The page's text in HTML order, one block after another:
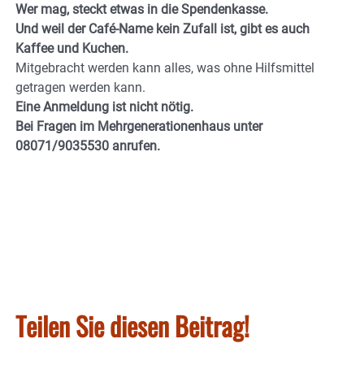
Wer mag, steckt etwas in die Spendenkasse.
Und weil der Café-Name kein Zufall ist, gibt es auch
Kaffee und Kuchen.
Mitgebracht werden kann alles, was ohne Hilfsmittel
getragen werden kann.
Eine Anmeldung ist nicht nötig.
Bei Fragen im Mehrgenerationenhaus unter
08071/9035530 anrufen.
Teilen Sie diesen Beitrag!